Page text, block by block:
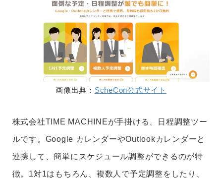
画像出典： ScheCon公式サイト
株式会社TIME MACHINEが手掛ける、日程調整ツー
ルです。Google カレンダーやOutlookカレンダーと
連携して、簡単にスケジュール調整ができるのが特
徴。1対1はもちろん、複数人で予定調整をしたり、